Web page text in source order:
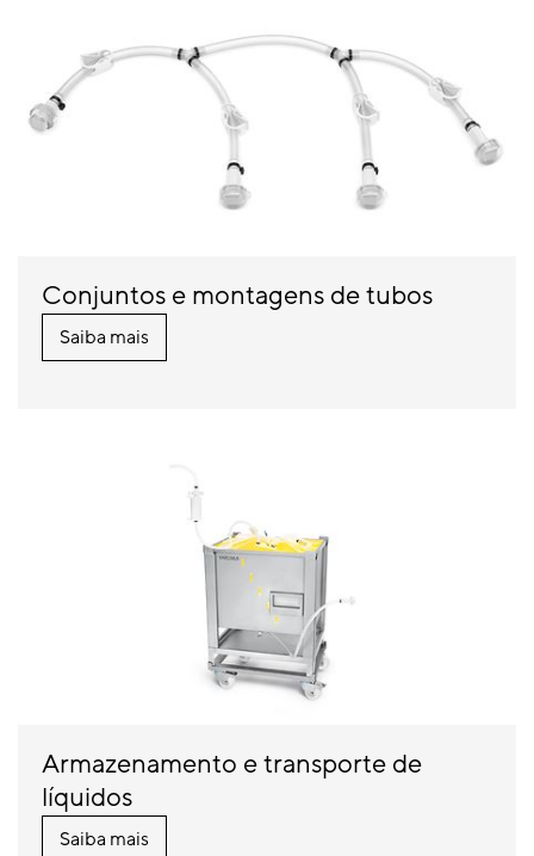
Conjuntos e montagens de tubos
Saiba mais
Armazenamento e transporte de
líquidos
Saiba mais